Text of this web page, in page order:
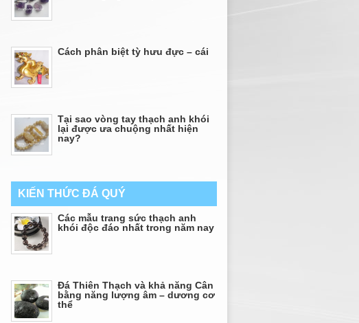
Cách phân biệt tỳ hưu đực – cái
Tại sao vòng tay thạch anh khói
lại được ưa chuộng nhất hiện
nay?
KIẾN THỨC ĐÁ QUÝ
Các mẫu trang sức thạch anh
khói độc đáo nhất trong năm nay
Đá Thiên Thạch và khả năng Cân
bằng năng lượng âm – dương cơ
thể